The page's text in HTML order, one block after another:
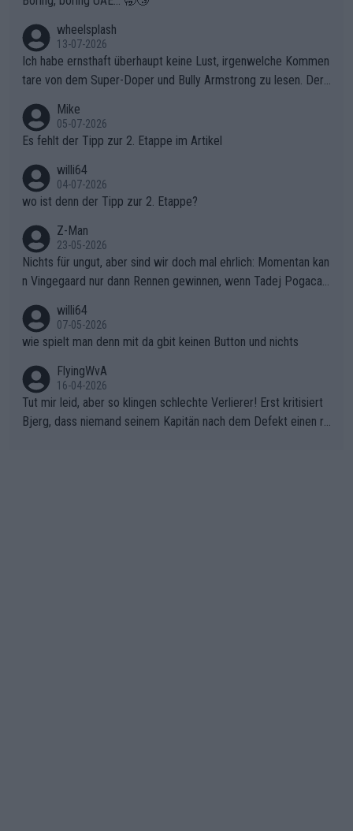
wheelsplash
13-07-2026
Ich habe ernsthaft überhaupt keine Lust, irgenwelche Kommen
tare von dem Super-Doper und Bully Armstrong zu lesen. Der
r die gehört nicht in dieses Medium!
Mike
05-07-2026
Es fehlt der Tipp zur 2. Etappe im Artikel
willi64
04-07-2026
wo ist denn der Tipp zur 2. Etappe?
Z-Man
23-05-2026
Nichts für ungut, aber sind wir doch mal ehrlich: Momentan kan
n Vingegaard nur dann Rennen gewinnen, wenn Tadej Pogacar
willi64
07-05-2026
wie spielt man denn mit da gbit keinen Button und nichts
FlyingWvA
16-04-2026
Tut mir leid, aber so klingen schlechte Verlierer! Erst kritisiert
Bjerg, dass niemand seinem Kapitän nach dem Defekt einen ro